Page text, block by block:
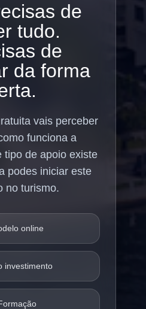
de
tudo.
de
da forma
vais perceber
funciona a
tipo de apoio existe
podes iniciar este
no turismo.
online
investimento